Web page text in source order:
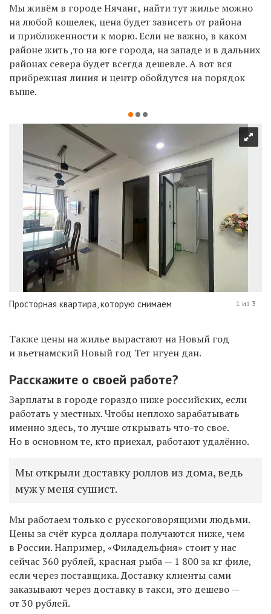
Мы живём в городе Нячанг, найти тут жилье можно
на любой кошелек, цена будет зависеть от района
и приближенности к морю. Если не важно, в каком
районе жить ,то на юге города, на западе и в дальних
районах севера будет всегда дешевле. А вот вся
прибрежная линия и центр обойдутся на порядок
выше.
Просторная квартира, которую снимаем 1 из 3
Также цены на жилье вырастают на Новый год
и вьетнамский Новый год Тет нгуен дан.
Расскажите о своей работе?
Зарплаты в городе гораздо ниже российских, если
работать у местных. Чтобы неплохо зарабатывать
именно здесь, то лучше открывать что-то свое.
Но в основном те, кто приехал, работают удалённо.
Мы открыли доставку роллов из дома, ведь
муж у меня сушист.
Мы работаем только с русскоговорящими людьми.
Цены за счёт курса доллара получаются ниже, чем
в России. Например, «Филадельфия» стоит у нас
сейчас 360 рублей, красная рыба — 1 800 за кг филе,
если через поставщика. Доставку клиенты сами
заказывают через доставку в такси, это дешево —
от 30 рублей.